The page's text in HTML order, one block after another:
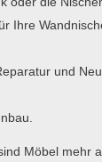
Ihre
und
Möbel mehr